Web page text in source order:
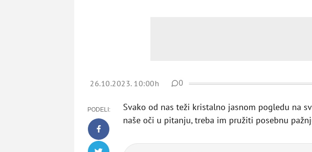
26.10.2023. 10:00h 0
PODELI:
Svako od nas teži kristalno jasnom pogledu na
naše oči u pitanju, treba im pružiti posebnu